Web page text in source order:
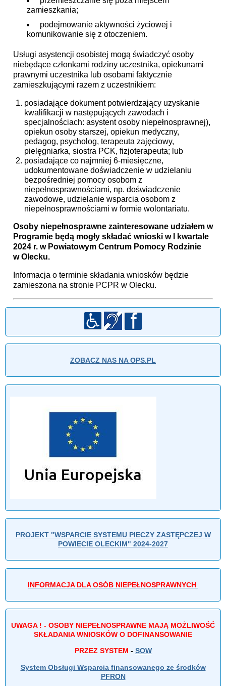
zamieszkania;
podejmowanie aktywności życiowej i
komunikowanie się z otoczeniem.
Usługi asystencji osobistej mogą świadczyć osoby
niebędące członkami rodziny uczestnika, opiekunami
prawnymi uczestnika lub osobami faktycznie
zamieszkującymi razem z uczestnikiem:
posiadające dokument potwierdzający uzyskanie
kwalifikacji w następujących zawodach i
specjalnościach: asystent osoby niepełnosprawnej),
opiekun osoby starszej, opiekun medyczny,
pedagog, psycholog, terapeuta zajęciowy,
pielęgniarka, siostra PCK, fizjoterapeuta; lub
posiadające co najmniej 6-miesięczne,
udokumentowane doświadczenie w udzielaniu
bezpośredniej pomocy osobom z
niepełnosprawnościami, np. doświadczenie
zawodowe, udzielanie wsparcia osobom z
niepełnosprawnościami w formie wolontariatu.
Osoby niepełnosprawne zainteresowane udziałem w
Programie będą mogły składać wnioski w I kwartale
2024 r. w Powiatowym Centrum Pomocy Rodzinie
w Olecku.
Informacja o terminie składania wniosków będzie
zamieszona na stronie PCPR w Olecku.
ZOBACZ NAS NA OPS.PL
PROJEKT "WSPARCIE SYSTEMU PIECZY ZASTĘPCZEJ W
POWIECIE OLECKIM" 2024-2027
INFORMACJA DLA OSÓB NIEPEŁNOSPRAWNYCH
UWAGA ! - OSOBY NIEPEŁNOSPRAWNE MAJĄ MOŻLIWOŚĆ
SKŁADANIA WNIOSKÓW O DOFINANSOWANIE
PRZEZ SYSTEM - SOW
System Obsługi Wsparcia finansowanego ze środków
PFRON